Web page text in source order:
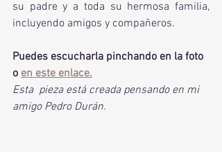
su padre y a toda su hermosa familia,
incluyendo amigos y compañeros.
Puedes escucharla pinchando en la foto
o en este enlace.
Esta  pieza está creada pensando en mi
amigo Pedro Durán.